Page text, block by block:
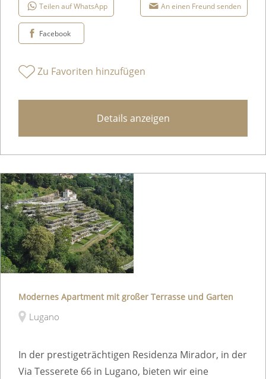
Teilen auf WhatsApp An einen Freund senden
Facebook
Zu Favoriten hinzufügen
Details anzeigen
Modernes Apartment mit großer Terrasse und Garten
Lugano
In der prestigeträchtigen Residenza Mirador, in der
Via Tesserete 66 in Lugano, bieten wir eine